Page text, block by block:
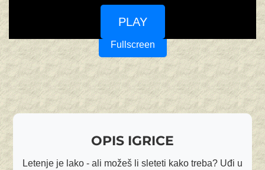
PLAY
Fullscreen
OPIS IGRICE
Letenje je lako - ali možeš li sleteti kako treba? Uđi u